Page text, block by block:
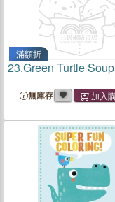
滿額折
23.Green Turtle Soup
無庫存